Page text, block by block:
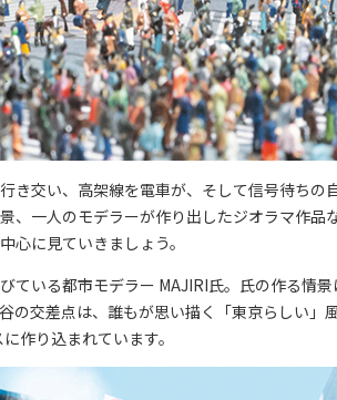
き交い、高架線を電車が、そして信号待ちの
、一人のモデラーが作り出したジオラマ作
心に見ていきましょう。
ている都市モデラー MAJIRI氏。氏の作る情
の交差点は、誰もが思い描く「東京らしい」
作り込まれています。